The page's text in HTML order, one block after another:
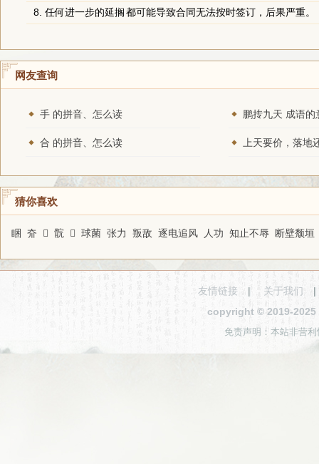
8. 任何进一步的延搁都可能导致合同无法按时签订，后果严重。
网友查询
手 的拼音、怎么读 鹏抟九天 成语的
合 的拼音、怎么读
猜你喜欢
睏 夼 𣦱 䯘 𣶉 球菌 张力 叛敌 逐电追风 人功 知止不辱 断壁颓垣
友情链接 | 关于我们
copyright © 2019-2025
免责声明：本站非营